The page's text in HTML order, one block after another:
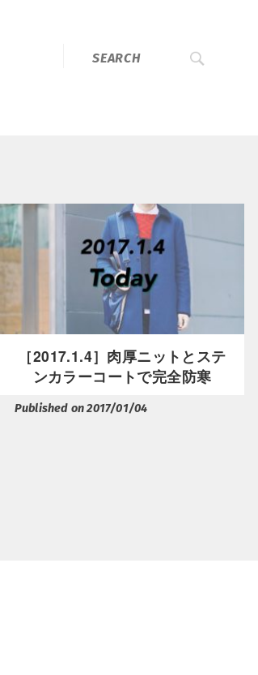
［2017.1.4］肉厚ニットとステ
ンカラーコートで完全防寒
Published on 2017/01/04